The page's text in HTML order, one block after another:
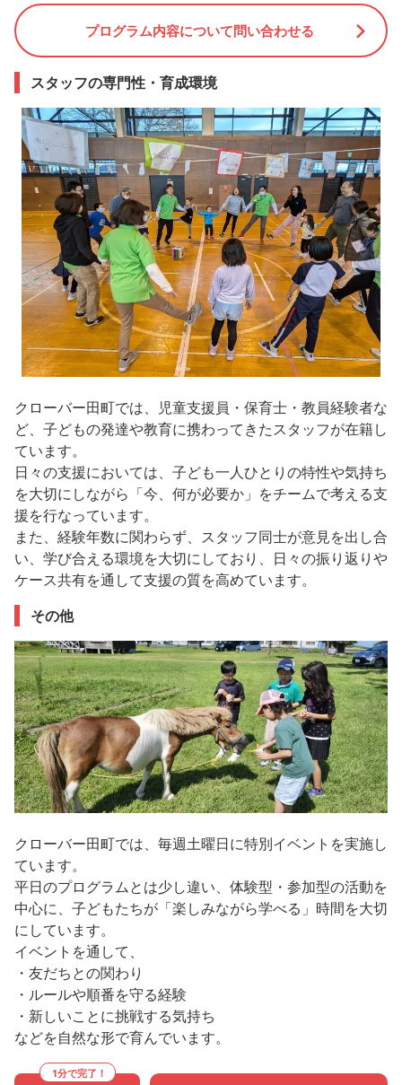
プログラム内容について問い合わせる
スタッフの専門性・育成環境
クローバー田町では、児童支援員・保育士・教員経験者な
ど、子どもの発達や教育に携わってきたスタッフが在籍し
ています。
日々の支援においては、子ども一人ひとりの特性や気持ち
を大切にしながら「今、何が必要か」をチームで考える支
援を行なっています。
また、経験年数に関わらず、スタッフ同士が意見を出し合
い、学び合える環境を大切にしており、日々の振り返りや
ケース共有を通して支援の質を高めています。
その他
クローバー田町では、毎週土曜日に特別イベントを実施し
ています。
平日のプログラムとは少し違い、体験型・参加型の活動を
中心に、子どもたちが「楽しみながら学べる」時間を大切
にしています。
イベントを通して、
・友だちとの関わり
・ルールや順番を守る経験
・新しいことに挑戦する気持ち
などを自然な形で育んでいます。
1分で完了！